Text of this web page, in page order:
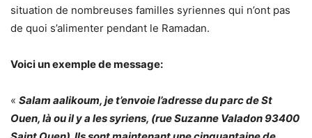
situation de nombreuses familles syriennes qui n’ont pas
de quoi s’alimenter pendant le Ramadan.
Voici un exemple de message:
« Salam aalikoum, je t’envoie l’adresse du parc de St
Ouen, là ou il y a les syriens, (rue Suzanne Valadon 93400